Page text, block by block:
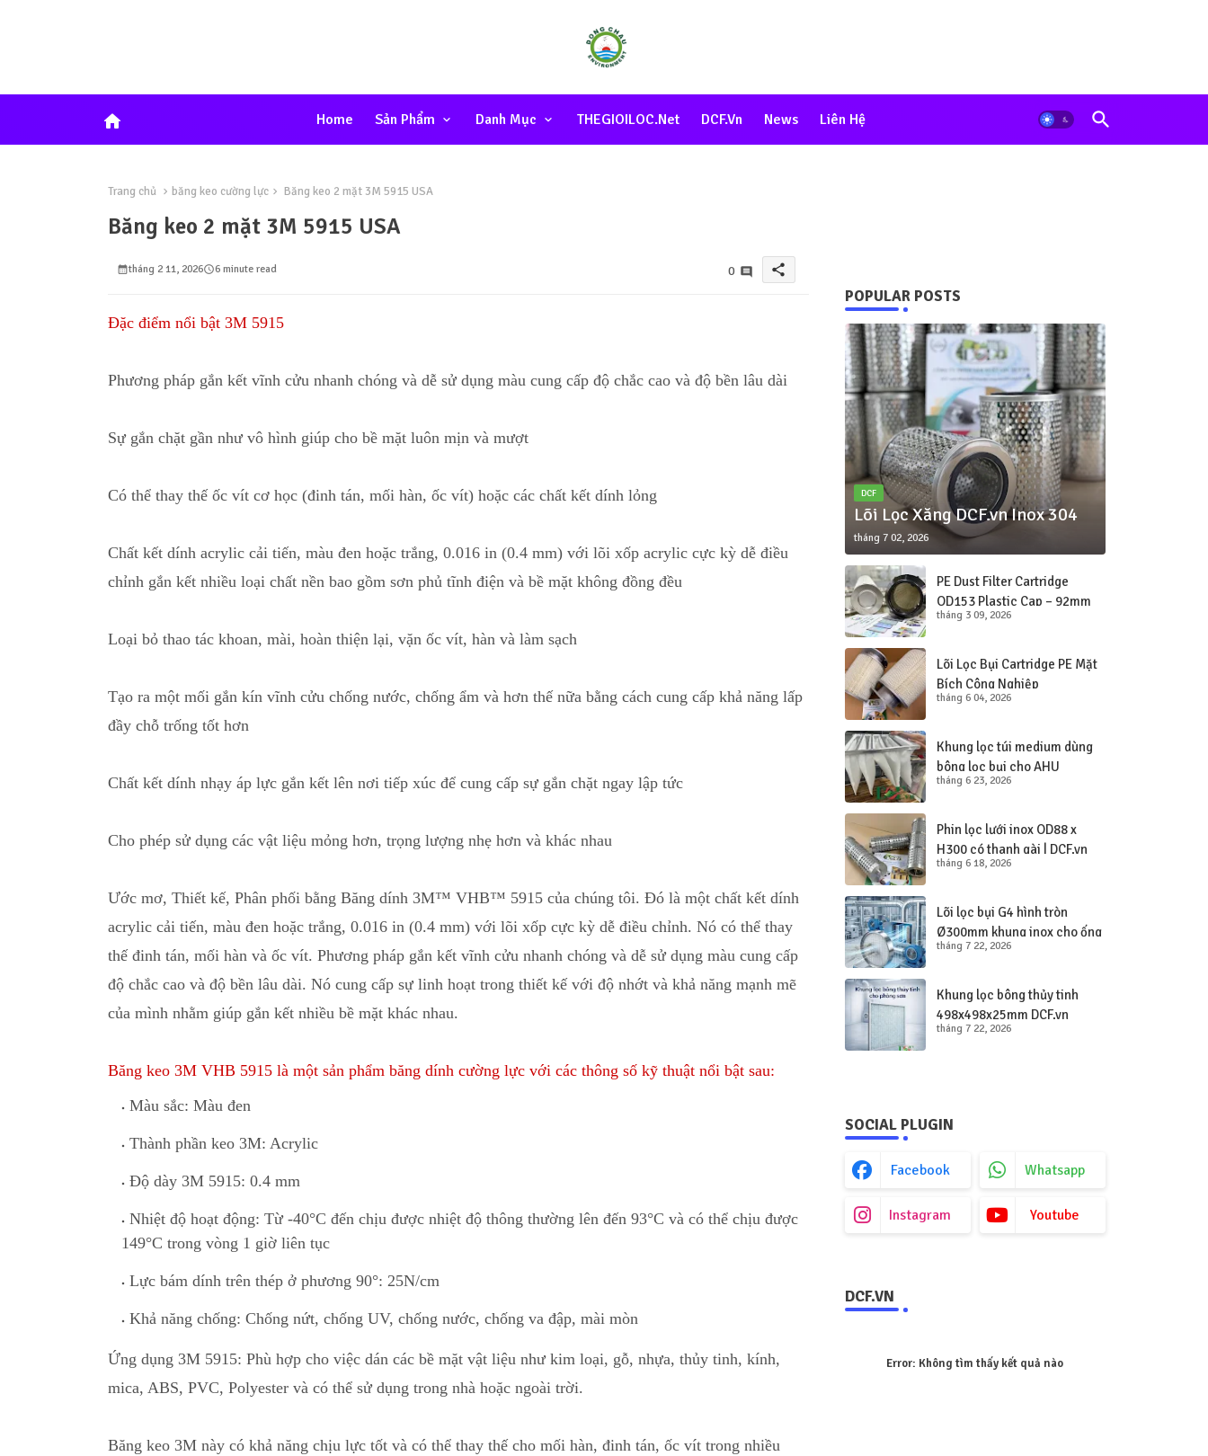
home Home Sản Phẩm Danh Mục THEGIOILOC.net DCF.vn News Liên Hệ
Trang chủ băng keo cường lực Băng keo 2 mặt 3M 5915 USA
Băng keo 2 mặt 3M 5915 USA
tháng 2 11, 2026 6 minute read 0 share
Đặc điểm nổi bật 3M 5915
Phương pháp gắn kết vĩnh cửu nhanh chóng và dễ sử dụng màu cung cấp độ chắc cao và độ bền lâu dài
Sự gắn chặt gần như vô hình giúp cho bề mặt luôn mịn và mượt
Có thể thay thế ốc vít cơ học (đinh tán, mối hàn, ốc vít) hoặc các chất kết dính lỏng
Chất kết dính acrylic cải tiến, màu đen hoặc trắng, 0.016 in (0.4 mm) với lõi xốp acrylic cực kỳ dễ điều
chỉnh gắn kết nhiều loại chất nền bao gồm sơn phủ tĩnh điện và bề mặt không đồng đều
Loại bỏ thao tác khoan, mài, hoàn thiện lại, vặn ốc vít, hàn và làm sạch
Tạo ra một mối gắn kín vĩnh cửu chống nước, chống ẩm và hơn thế nữa bằng cách cung cấp khả năng lấp
đầy chỗ trống tốt hơn
Chất kết dính nhạy áp lực gắn kết lên nơi tiếp xúc để cung cấp sự gắn chặt ngay lập tức
Cho phép sử dụng các vật liệu mỏng hơn, trọng lượng nhẹ hơn và khác nhau
Ước mơ, Thiết kế, Phân phối bằng Băng dính 3M™ VHB™ 5915 của chúng tôi. Đó là một chất kết dính
acrylic cải tiến, màu đen hoặc trắng, 0.016 in (0.4 mm) với lõi xốp cực kỳ dễ điều chỉnh. Nó có thể thay
thế đinh tán, mối hàn và ốc vít. Phương pháp gắn kết vĩnh cửu nhanh chóng và dễ sử dụng màu cung cấp
độ chắc cao và độ bền lâu dài. Nó cung cấp sự linh hoạt trong thiết kế với độ nhớt và khả năng mạnh mẽ
của mình nhằm giúp gắn kết nhiều bề mặt khác nhau.
Băng keo 3M VHB 5915 là một sản phẩm băng dính cường lực với các thông số kỹ thuật nổi bật sau:
Màu sắc: Màu đen
Thành phần keo 3M: Acrylic
Độ dày 3M 5915: 0.4 mm
Nhiệt độ hoạt động: Từ -40°C đến chịu được nhiệt độ thông thường lên đến 93°C và có thể chịu được
149°C trong vòng 1 giờ liên tục
Lực bám dính trên thép ở phương 90°: 25N/cm
Khả năng chống: Chống nứt, chống UV, chống nước, chống va đập, mài mòn
Ứng dụng 3M 5915: Phù hợp cho việc dán các bề mặt vật liệu như kim loại, gỗ, nhựa, thủy tinh, kính,
mica, ABS, PVC, Polyester và có thể sử dụng trong nhà hoặc ngoài trời.
Băng keo 3M này có khả năng chịu lực tốt và có thể thay thế cho mối hàn, đinh tán, ốc vít trong nhiều
POPULAR POSTS
DCF
Lõi Lọc Xăng DCF.vn Inox 304
tháng 7 02, 2026
PE Dust Filter Cartridge
OD153 Plastic Cap – 92mm
Hole
tháng 3 09, 2026
Lõi Lọc Bụi Cartridge PE Mặt
Bích Công Nghiệp
260×150×350
tháng 6 04, 2026
Khung lọc túi medium dùng
bông lọc bụi cho AHU
tháng 6 23, 2026
Phin lọc lưới inox OD88 x
H300 có thanh gài | DCF.vn
tháng 6 18, 2026
Lõi lọc bụi G4 hình tròn
Ø300mm khung inox cho ống
gió tròn
tháng 7 22, 2026
Khung lọc bông thủy tinh
498x498x25mm DCF.vn
tháng 7 22, 2026
SOCIAL PLUGIN
Facebook Whatsapp
Instagram Youtube
DCF.VN
Error: Không tìm thấy kết quả nào